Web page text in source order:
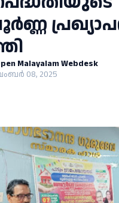
Malayalam Webdesk
08, 2025